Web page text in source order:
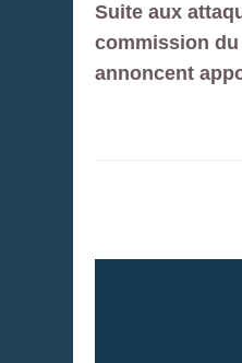
Suite aux
commission
annoncent